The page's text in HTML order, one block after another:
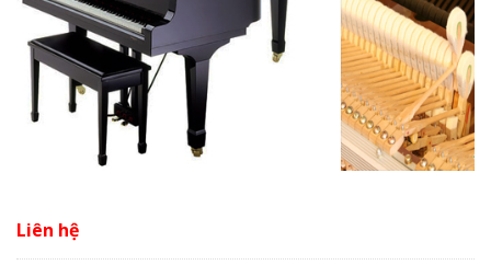
Liên hệ